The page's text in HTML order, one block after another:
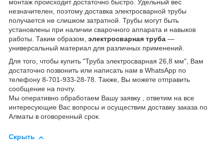
монтаж происходит достаточно быстро. Удельный вес
незначителен, поэтому доставка электросварной трубы
получается не слишком затратной. Трубы могут быть
установлены при наличии сварочного аппарата и навыков
работы. Таким образом, электросварная труба —
универсальный материал для различных применений.
Для того, чтобы купить "Труба электросварная 26,8 мм", Вам
достаточно позвонить или написать нам в WhatsApp по
телефону 8-701-933-28-78. Также, Вы можете отправить
сообщение на почту.
Мы оперативно обработаем Вашу заявку , ответим на все
интересующие Вас вопросы и осуществим доставку заказа по
Алматы в оговоренный срок.
Скрыть